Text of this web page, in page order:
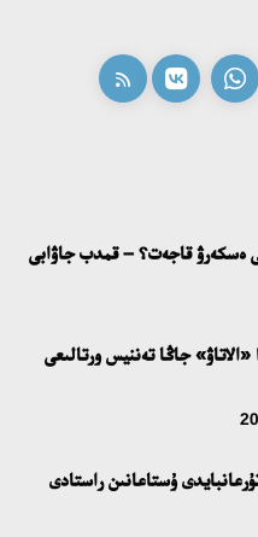
ەسكەرۋ قاجەت؟ – قمدب جاۋابى
«الاتاۋ» جاڭا تەننيس ورتالىعى
ۇستاعانىن راستادى